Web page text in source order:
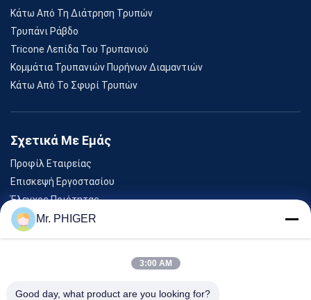
Κάτω Από Τη Διάτρηση Τρυπών
Τρυπάνι Ράβδο
Tricone Λεπίδα Του Τρυπανιού
Κομμάτια Τρυπανιών Πυρήνων Διαμαντιών
Κάτω Από Το Σφυρί Τρυπών
Σχετικά Με Εμάς
Προφίλ Εταιρείας
Επισκεψή Εργοστασίου
Έλεγχος Ποιότητας
Sitemap
Εκδηλώσεις
Mr. PHIGER
3:00 AM
Good day, what product are you looking for?